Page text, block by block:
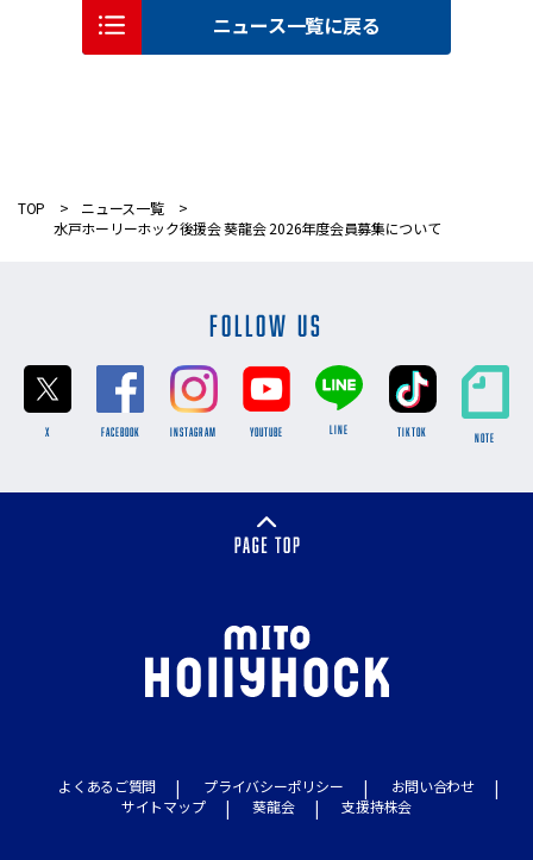
ニュース一覧に戻る
TOP
ニュース一覧
水戸ホーリーホック後援会 葵龍会 2026年度会員募集について
FOLLOW US
X FACEBOOK INSTAGRAM YOUTUBE LINE TikTok NOTE
よくあるご質問 プライバシーポリシー
お問い合わせ
サイトマップ
葵龍会 支援持株会